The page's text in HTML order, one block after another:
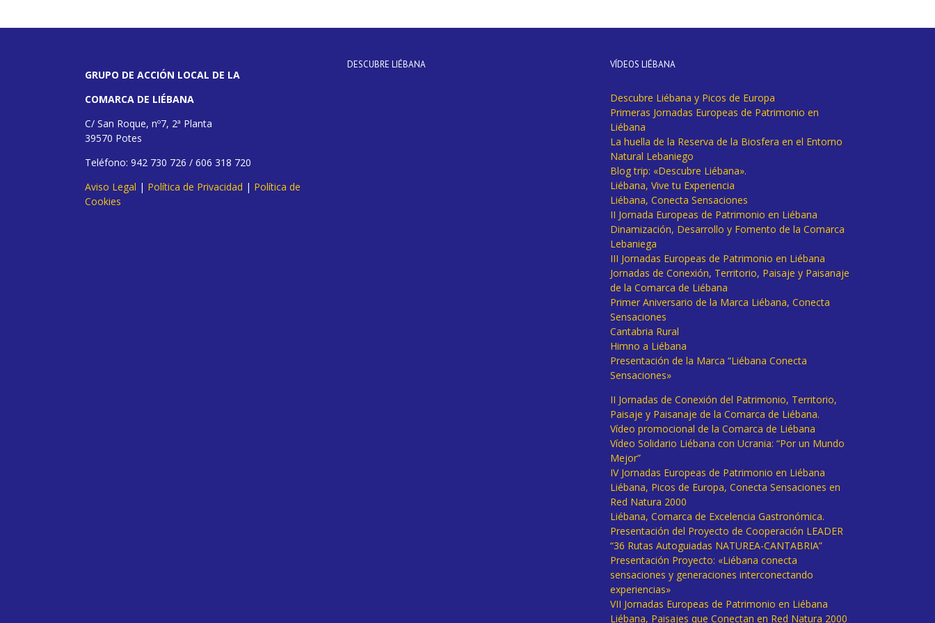
GRUPO DE ACCIÓN LOCAL DE LA
COMARCA DE LIÉBANA
C/ San Roque, nº7, 2ª Planta
39570 Potes
Teléfono: 942 730 726 / 606 318 720
Aviso Legal | Política de Privacidad | Política de
Cookies
DESCUBRE LIÉBANA VÍDEOS LIÉBANA
Descubre Liébana y Picos de Europa
Primeras Jornadas Europeas de Patrimonio en
Liébana
La huella de la Reserva de la Biosfera en el Entorno
Natural Lebaniego
Blog trip: «Descubre Liébana».
Liébana, Vive tu Experiencia
Liébana, Conecta Sensaciones
II Jornada Europeas de Patrimonio en Liébana
Dinamización, Desarrollo y Fomento de la Comarca
Lebaniega
III Jornadas Europeas de Patrimonio en Liébana
Jornadas de Conexión, Territorio, Paisaje y Paisanaje
de la Comarca de Liébana
Primer Aniversario de la Marca Liébana, Conecta
Sensaciones
Cantabria Rural
Himno a Liébana
Presentación de la Marca “Liébana Conecta
Sensaciones»
II Jornadas de Conexión del Patrimonio, Territorio,
Paisaje y Paisanaje de la Comarca de Liébana.
Vídeo promocional de la Comarca de Liébana
Vídeo Solidario Liébana con Ucrania: “Por un Mundo
Mejor”
IV Jornadas Europeas de Patrimonio en Liébana
Liébana, Picos de Europa, Conecta Sensaciones en
Red Natura 2000
Liébana, Comarca de Excelencia Gastronómica.
Presentación del Proyecto de Cooperación LEADER
“36 Rutas Autoguiadas NATUREA-CANTABRIA”
Presentación Proyecto: «Liébana conecta
sensaciones y generaciones interconectando
experiencias»
VII Jornadas Europeas de Patrimonio en Liébana
Liébana, Paisajes que Conectan en Red Natura 2000